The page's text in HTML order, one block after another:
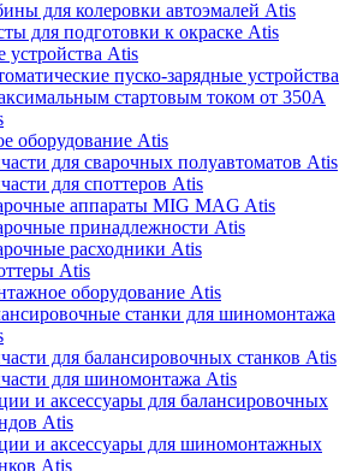
для колеровки автоэмалей Atis
для подготовки к окраске Atis
устройства Atis
пуско-зарядные устройства
стартовым током от 350А
оборудование Atis
для сварочных полуавтоматов Atis
для споттеров Atis
аппараты MIG MAG Atis
принадлежности Atis
расходники Atis
Atis
оборудование Atis
станки для шиномонтажа
для балансировочных станков Atis
для шиномонтажа Atis
и аксессуары для балансировочных
Atis
и аксессуары для шиномонтажных
Atis